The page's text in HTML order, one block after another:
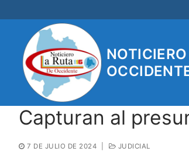
al
contenido
Capturan al
7 DE JULIO DE 2024 JUDICIAL